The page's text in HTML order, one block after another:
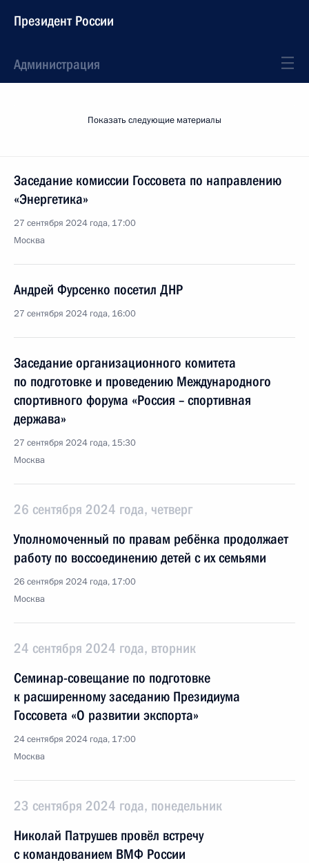
Президент России
Администрация
Показать следующие материалы
Заседание комиссии Госсовета по направлению
«Энергетика»
27 сентября 2024 года, 17:00
Москва
Андрей Фурсенко посетил ДНР
27 сентября 2024 года, 16:00
Заседание организационного комитета
по подготовке и проведению Международного
спортивного форума «Россия – спортивная
держава»
27 сентября 2024 года, 15:30
Москва
26 сентября 2024 года, четверг
Уполномоченный по правам ребёнка продолжает
работу по воссоединению детей с их семьями
26 сентября 2024 года, 17:00
Москва
24 сентября 2024 года, вторник
Семинар-совещание по подготовке
к расширенному заседанию Президиума
Госсовета «О развитии экспорта»
24 сентября 2024 года, 17:00
Москва
23 сентября 2024 года, понедельник
Николай Патрушев провёл встречу
с командованием ВМФ России